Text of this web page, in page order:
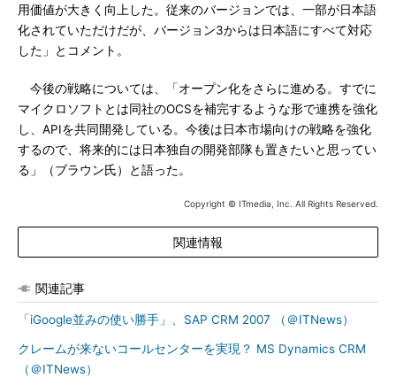
用価値が大きく向上した。従来のバージョンでは、一部が日本語
化されていただけだが、バージョン3からは日本語にすべて対応
した」とコメント。
今後の戦略については、「オープン化をさらに進める。すでに
マイクロソフトとは同社のOCSを補完するような形で連携を強化
し、APIを共同開発している。今後は日本市場向けの戦略を強化
するので、将来的には日本独自の開発部隊も置きたいと思ってい
る」（ブラウン氏）と語った。
Copyright © ITmedia, Inc. All Rights Reserved.
関連情報
関連記事
「iGoogle並みの使い勝手」、SAP CRM 2007 （＠ITNews）
クレームが来ないコールセンターを実現？ MS Dynamics CRM
（＠ITNews）